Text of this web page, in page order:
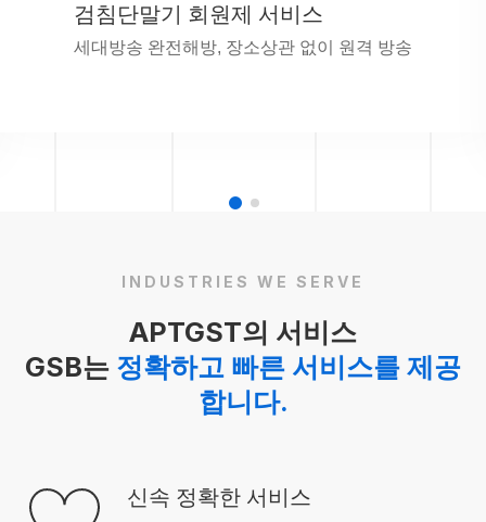
검침단말기 회원제 서비스
세대방송 완전해방, 장소상관 없이 원격 방송
INDUSTRIES WE SERVE
APTGST의 서비스
GSB는 정확하고 빠른 서비스를 제공
합니다.
신속 정확한 서비스